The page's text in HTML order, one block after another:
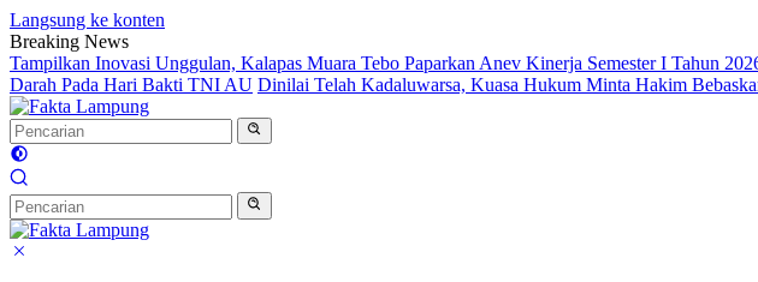
Langsung ke konten
Breaking News
Tampilkan Inovasi Unggulan, Kalapas Muara Tebo Paparkan Anev Kinerja Semester I Tahun
Darah Pada Hari Bakti TNI AU Dinilai Telah Kadaluwarsa, Kuasa Hukum Minta Hakim